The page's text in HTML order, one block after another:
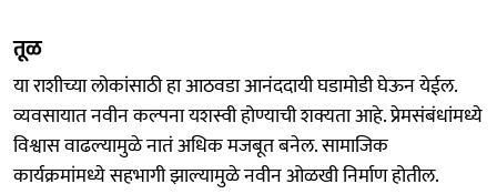
तूळ
या राशीच्या लोकांसाठी हा आठवडा आनंददायी घडामोडी घेऊन येईल.
व्यवसायात नवीन कल्पना यशस्वी होण्याची शक्यता आहे. प्रेमसंबंधांमध्ये
विश्वास वाढल्यामुळे नातं अधिक मजबूत बनेल. सामाजिक
कार्यक्रमांमध्ये सहभागी झाल्यामुळे नवीन ओळखी निर्माण होतील.